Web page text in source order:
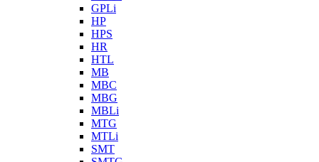
GPLi
HP
HPS
HR
HTL
MB
MBC
MBG
MBLi
MTG
MTLi
SMT